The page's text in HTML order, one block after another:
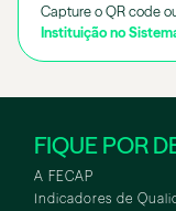
Capture o QR code
Instituição no
FIQUE POR
A FECAP
Indicadores de